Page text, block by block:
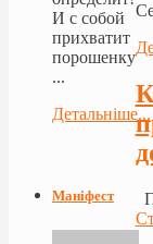
И с собой
прихватит
порошенку
...
Детальніше...
Маніфест